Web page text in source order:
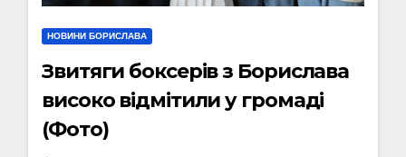
НОВИНИ БОРИСЛАВА
Звитяги боксерів з Борислава
високо відмітили у громаді
(Фото)